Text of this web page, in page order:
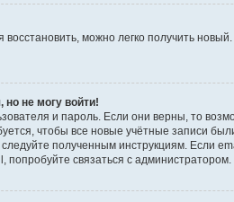
восстановить, можно легко получить
но не могу войти!
и пароль. Если они верны, то
чтобы все новые учётные записи
полученным инструкциям. Если
попробуйте связаться с администратором.